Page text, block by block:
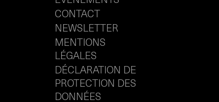
CONTACT
NEWSLETTER
MENTIONS
LÉGALES
DÉCLARATION DE
PROTECTION DES
DONNÉES